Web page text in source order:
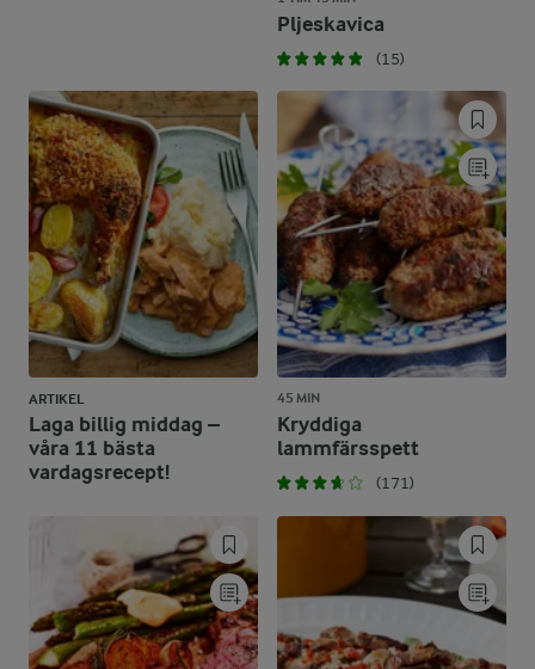
Pljeskavica
(15)
ARTIKEL
Laga billig middag –
våra 11 bästa
vardagsrecept!
45 MIN
Kryddiga
lammfärsspett
(171)